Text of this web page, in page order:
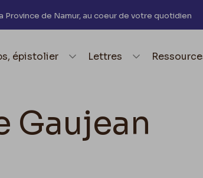
Province de Namur, au coeur de votre quotidien
épistolier Lettres
Gaujean